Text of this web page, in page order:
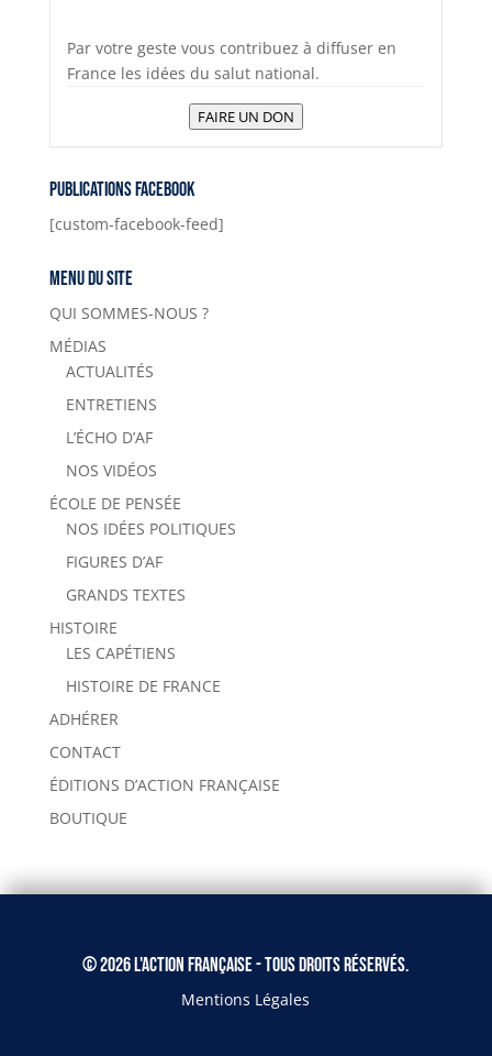
Par votre geste vous contribuez à diffuser en
France les idées du salut national.
FAIRE UN DON
Publications Facebook
[custom-facebook-feed]
Menu du site
QUI SOMMES-NOUS ?
MÉDIAS
ACTUALITÉS
ENTRETIENS
L’ÉCHO D’AF
NOS VIDÉOS
ÉCOLE DE PENSÉE
NOS IDÉES POLITIQUES
FIGURES D’AF
GRANDS TEXTES
HISTOIRE
LES CAPÉTIENS
HISTOIRE DE FRANCE
ADHÉRER
CONTACT
ÉDITIONS D’ACTION FRANÇAISE
BOUTIQUE
© 2026 L'Action Française - Tous droits réservés.
Mentions Légales